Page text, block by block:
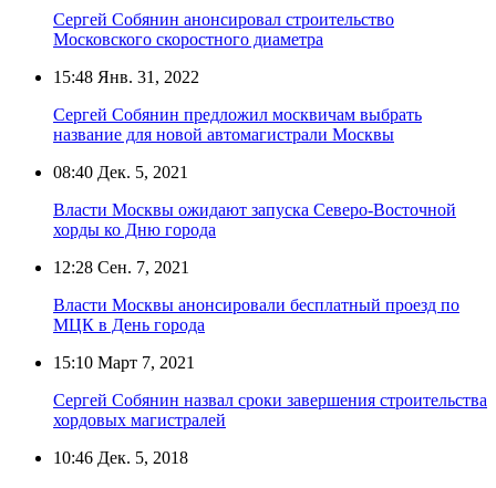
Сергей Собянин анонсировал строительство
Московского скоростного диаметра
15:48 Янв. 31, 2022
Сергей Собянин предложил москвичам выбрать
название для новой автомагистрали Москвы
08:40 Дек. 5, 2021
Власти Москвы ожидают запуска Северо-Восточной
хорды ко Дню города
12:28 Сен. 7, 2021
Власти Москвы анонсировали бесплатный проезд по
МЦК в День города
15:10 Март 7, 2021
Сергей Собянин назвал сроки завершения строительства
хордовых магистралей
10:46 Дек. 5, 2018